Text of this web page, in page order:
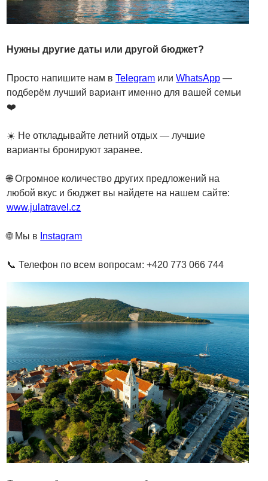
Нужны другие даты или другой бюджет?
Просто напишите нам вTelegram илиWhatsApp —
подберём лучший вариант именно для вашей семьи
❤️
☀️ Не откладывайте летний отдых — лучшие
варианты бронируют заранее.
🌐 Огромное количество других предложений на
любой вкус и бюджет вы найдете на нашем сайте:
www.julatravel.cz
🌐 Мы в Instagram
📞 Телефон по всем вопросам: +420 773 066 744